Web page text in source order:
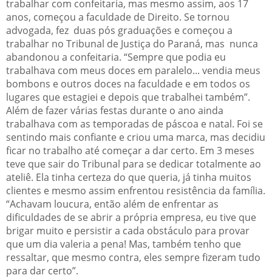
trabalhar com confeitaria, mas mesmo assim, aos 17
anos, começou a faculdade de Direito. Se tornou
advogada, fez duas pós graduações e começou a
trabalhar no Tribunal de Justiça do Paraná, mas nunca
abandonou a confeitaria. “Sempre que podia eu
trabalhava com meus doces em paralelo... vendia meus
bombons e outros doces na faculdade e em todos os
lugares que estagiei e depois que trabalhei também”.
Além de fazer várias festas durante o ano ainda
trabalhava com as temporadas de páscoa e natal. Foi se
sentindo mais confiante e criou uma marca, mas decidiu
ficar no trabalho até começar a dar certo. Em 3 meses
teve que sair do Tribunal para se dedicar totalmente ao
ateliê. Ela tinha certeza do que queria, já tinha muitos
clientes e mesmo assim enfrentou resistência da família.
“Achavam loucura, então além de enfrentar as
dificuldades de se abrir a própria empresa, eu tive que
brigar muito e persistir a cada obstáculo para provar
que um dia valeria a pena! Mas, também tenho que
ressaltar, que mesmo contra, eles sempre fizeram tudo
para dar certo”.